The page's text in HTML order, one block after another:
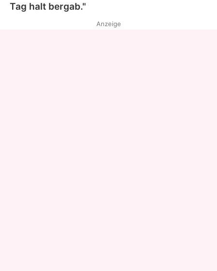
Tag halt bergab."
Anzeige